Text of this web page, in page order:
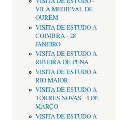
VILA MEDIEVAL DE
OURÉM
VISITA DE ESTUDO A
COIMBRA - 28
JANEIRO
VISITA DE ESTUDO A
RIBEIRA DE PENA
VISITA DE ESTUDO A
RIO MAIOR
VISITA DE ESTUDO A
TORRES NOVAS - 4 DE
MARÇO
VISITA DE ESTUDO A